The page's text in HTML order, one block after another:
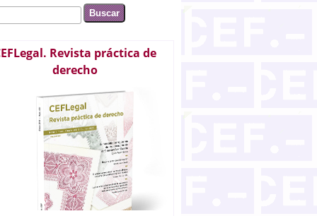
de búsqueda
Revista práctica de
derecho